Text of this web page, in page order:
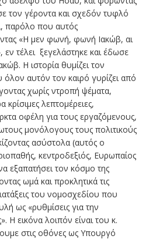
τον γέροντα και σχεδόν τυφλό
παρόλο που αυτός
«Η μεν φωνή, φωνή Ιακώβ, αι
εν τέλει ξεγελάστηκε και έδωσε
Η ιστορία θυμίζει τον
αυτόν τον καιρό γυρίζει από
χωρίς ντροπή ψέματα,
λεπτομέρειες,
οφέλη για τους εργαζόμενους,
μονόλογους τους πολιτικούς
ασύστολα (αυτός ο
κεντροδεξιός, Ευρωπαίος
εξαπατήσει τον κόσμο της
ωμά και προκλητικά τις
του νομοσχεδίου που
ως «ρυθμίσεις για την
Η εικόνα λοιπόν είναι του κ.
στις οθόνες ως Υπουργό